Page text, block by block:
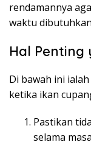
rendamannya
waktu
Hal
Di bawah ini
ketika ikan
Pastikan
selama